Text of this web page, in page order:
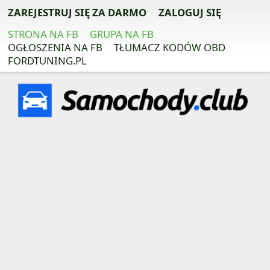
ZAREJESTRUJ SIĘ ZA DARMO
ZALOGUJ SIĘ
STRONA NA FB
GRUPA NA FB
OGŁOSZENIA NA FB
TŁUMACZ KODÓW OBD
FORDTUNING.PL